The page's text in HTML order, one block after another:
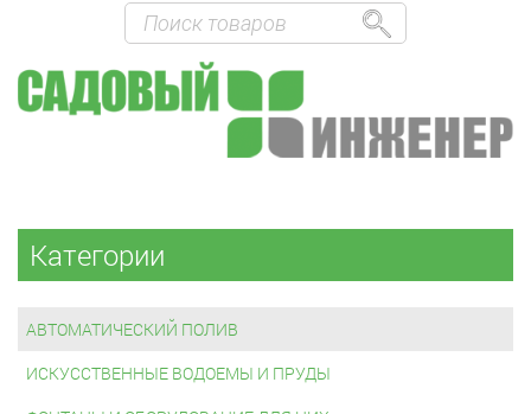
Категории
АВТОМАТИЧЕСКИЙ ПОЛИВ
ИСКУССТВЕННЫЕ ВОДОЕМЫ И ПРУДЫ